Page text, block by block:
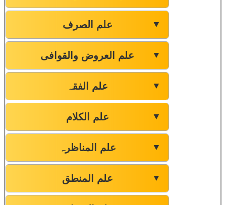
علم الصرف ▼
علم العروض والقوافی ▼
علم الفقہ ▼
علم الکلام ▼
علم المناظرہ ▼
علم المنطق ▼